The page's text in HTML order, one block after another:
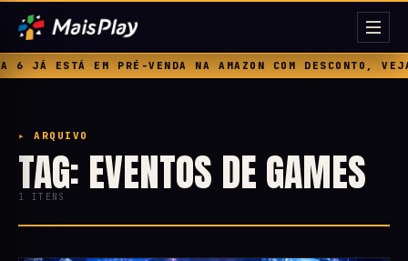
JÁ ESTÁ EM PRÉ-VENDA NA AMAZON COM DESCONTO,
▸ ARQUIVO
TAG: EVENTOS DE GAMES
1 ITENS